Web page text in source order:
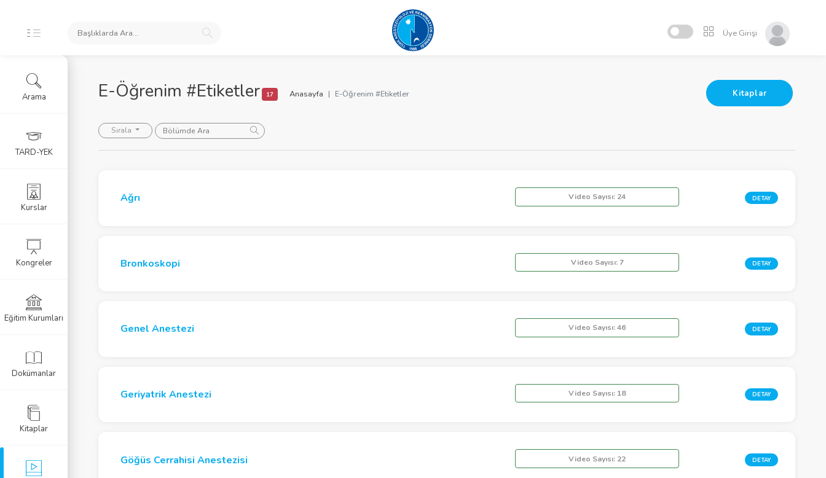
Üye Girişi
E-Öğrenim #Etiketler 17 Kitaplar
Anasayfa E-Öğrenim #Etiketler
Sırala
Ağrı Video Sayısı: 24 DETAY
Bronkoskopi Video Sayısı:7 DETAY
Genel Anestezi Video Sayısı:46 DETAY
Geriyatrik Anestezi Video Sayısı: 18 DETAY
Göğüs Cerrahisi Anestezisi Video Sayısı: 22 DETAY
Arama
TARD-YEK
Kurslar
Kongreler
Eğitim Kurumları
Dokümanlar
Kitaplar